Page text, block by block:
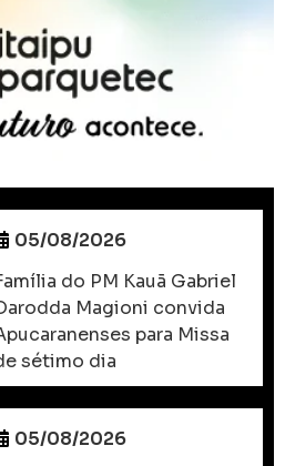
05/08/2026
do PM Kauã Gabriel
Magioni convida
para Missa
sétimo dia
05/08/2026